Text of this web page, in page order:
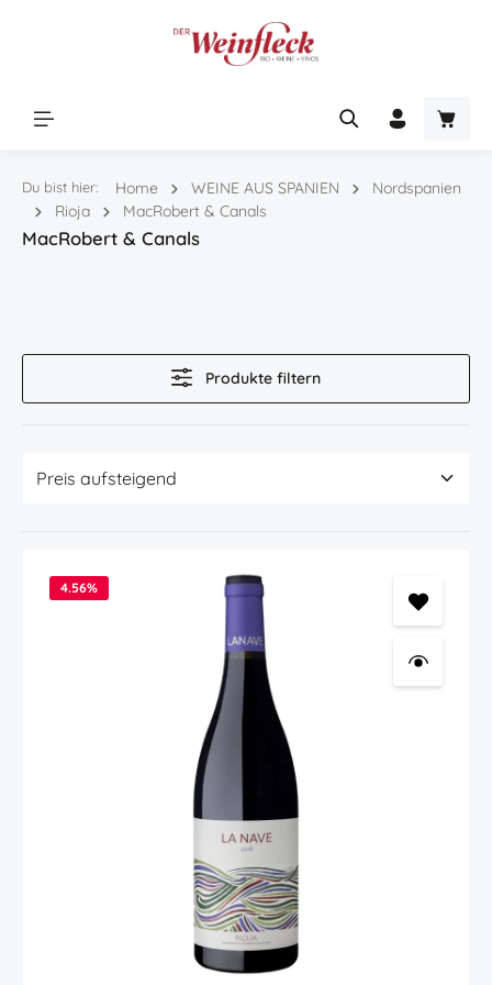
Du bist hier: Home WEINE AUS SPANIEN
Nordspanien
Rioja
MacRobert & Canals
MacRobert & Canals
Produkte filtern
4.56%